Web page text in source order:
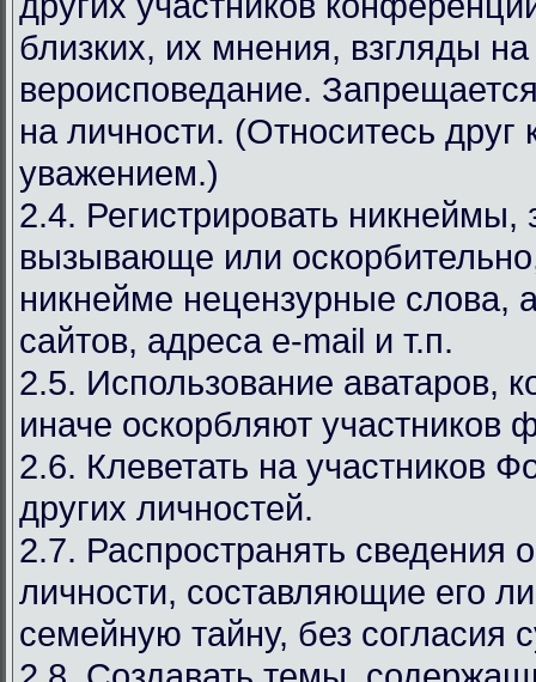
близких, их мнения, взгляды
вероисповедание.
на личности. (Относитесь друг
уважением.)
2.4. Регистрировать никнеймы,
вызывающе или
никнейме нецензурные слова,
сайтов, адреса e-mail и т.п.
2.5. Использование аватаров,
иначе оскорбляют участников
2.6. Клеветать на участников
других личностей.
2.7. Распространять сведения
личности, составляющие его
семейную тайну, без согласия